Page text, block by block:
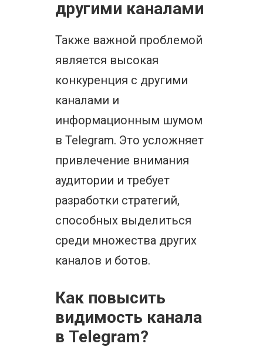
другими каналами
Также важной проблемой
является высокая
конкуренция с другими
каналами и
информационным шумом
в Telegram. Это усложняет
привлечение внимания
аудитории и требует
разработки стратегий,
способных выделиться
среди множества других
каналов и ботов.
Как повысить
видимость канала
в Telegram?